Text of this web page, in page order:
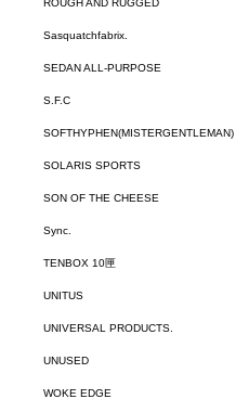
ROUGH AND RUGGED
Sasquatchfabrix.
SEDAN ALL-PURPOSE
S.F.C
SOFTHYPHEN(MISTERGENTLEMAN)
SOLARIS SPORTS
SON OF THE CHEESE
Sync.
TENBOX 10匣
UNITUS
UNIVERSAL PRODUCTS.
UNUSED
WOKE EDGE